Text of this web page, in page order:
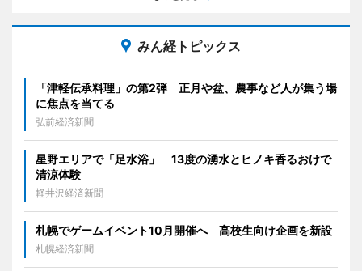
みん経トピックス
「津軽伝承料理」の第2弾 正月や盆、農事など人が集う場
に焦点を当てる
弘前経済新聞
星野エリアで「足水浴」 13度の湧水とヒノキ香るおけで
清涼体験
軽井沢経済新聞
札幌でゲームイベント10月開催へ 高校生向け企画を新設
札幌経済新聞